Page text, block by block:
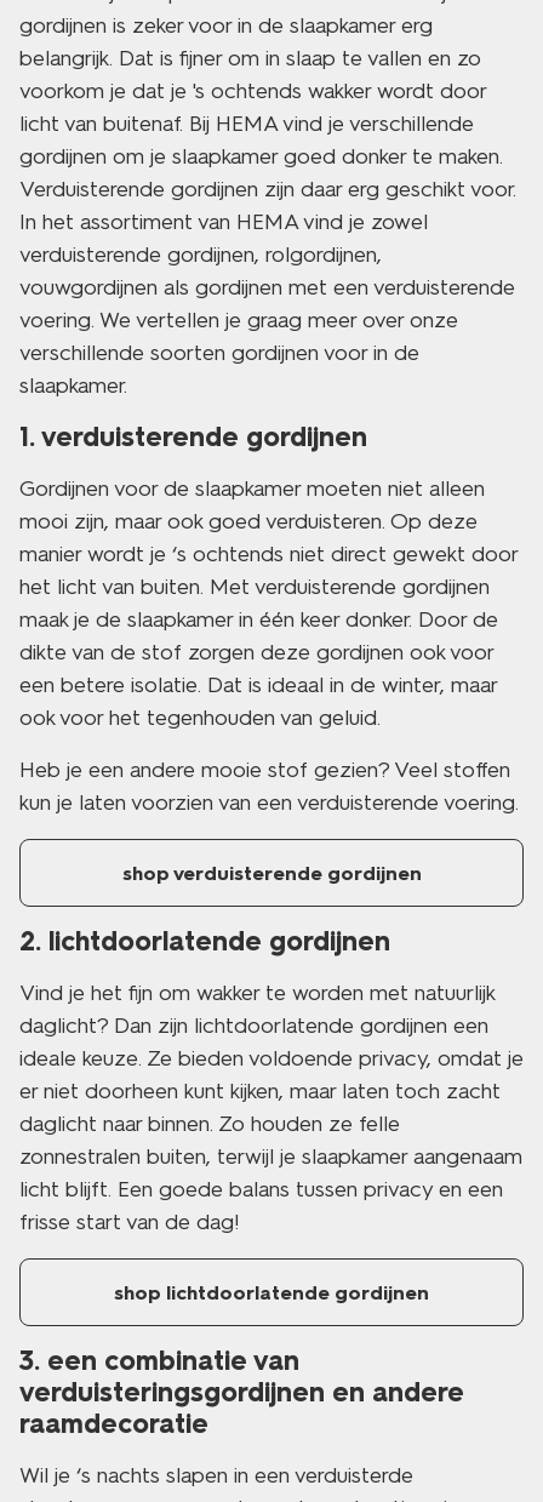
gordijnen is zeker voor in de slaapkamer erg
belangrijk. Dat is fijner om in slaap te vallen en zo
voorkom je dat je 's ochtends wakker wordt door
licht van buitenaf. Bij HEMA vind je verschillende
gordijnen om je slaapkamer goed donker te maken.
Verduisterende gordijnen zijn daar erg geschikt voor.
In het assortiment van HEMA vind je zowel
verduisterende gordijnen, rolgordijnen,
vouwgordijnen als gordijnen met een verduisterende
voering. We vertellen je graag meer over onze
verschillende soorten gordijnen voor in de
slaapkamer.
1. verduisterende gordijnen
Gordijnen voor de slaapkamer moeten niet alleen
mooi zijn, maar ook goed verduisteren. Op deze
manier wordt je ‘s ochtends niet direct gewekt door
het licht van buiten. Met verduisterende gordijnen
maak je de slaapkamer in één keer donker. Door de
dikte van de stof zorgen deze gordijnen ook voor
een betere isolatie. Dat is ideaal in de winter, maar
ook voor het tegenhouden van geluid.
Heb je een andere mooie stof gezien? Veel stoffen
kun je laten voorzien van een verduisterende voering.
shop verduisterende gordijnen
2. lichtdoorlatende gordijnen
Vind je het fijn om wakker te worden met natuurlijk
daglicht? Dan zijn lichtdoorlatende gordijnen een
ideale keuze. Ze bieden voldoende privacy, omdat je
er niet doorheen kunt kijken, maar laten toch zacht
daglicht naar binnen. Zo houden ze felle
zonnestralen buiten, terwijl je slaapkamer aangenaam
licht blijft. Een goede balans tussen privacy en een
frisse start van de dag!
shop lichtdoorlatende gordijnen
3. een combinatie van
verduisteringsgordijnen en andere
raamdecoratie
Wil je ‘s nachts slapen in een verduisterde